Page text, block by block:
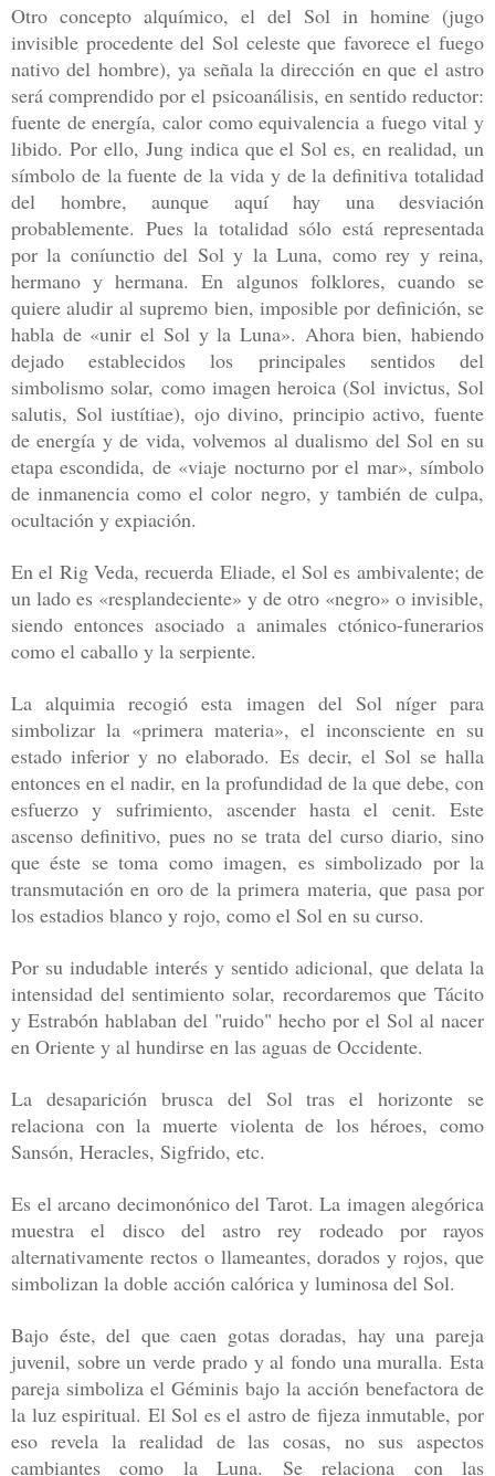
Otro concepto alquímico, el del Sol in homine (jugo
invisible procedente del Sol celeste que favorece el fuego
nativo del hombre), ya señala la dirección en que el astro
será comprendido por el psicoanálisis, en sentido reductor:
fuente de energía, calor como equivalencia a fuego vital y
libido. Por ello, Jung indica que el Sol es, en realidad, un
símbolo de la fuente de la vida y de la definitiva totalidad
del hombre, aunque aquí hay una desviación
probablemente. Pues la totalidad sólo está representada
por la coníunctiodel Sol y la Luna, como rey y reina,
hermano y hermana. En algunos folklores, cuando se
quiere aludir al supremo bien, imposible por definición, se
habla de «unir el Sol y la Luna». Ahora bien, habiendo
dejado establecidoslos principales sentidos del
simbolismo solar, como imagen heroica (Sol invictus, Sol
salutis, Sol iustítiae), ojo divino, principio activo, fuente
de energía y de vida, volvemos al dualismo del Sol en su
etapa escondida, de «viaje nocturno por el mar», símbolo
de inmanencia como el color negro, y también de culpa,
ocultación y expiación.
En el Rig Veda, recuerda Eliade, el Sol es ambivalente; de
un lado es «resplandeciente» y de otro «negro» o invisible,
siendo entonces asociado a animales ctónico-funerarios
como el caballo y la serpiente.
La alquimia recogió esta imagen del Sol níger para
simbolizar la «primera materia», el inconsciente en su
estado inferior y noelaborado. Es decir, el Sol se halla
entonces en el nadir, en la profundidad de la que debe, con
esfuerzo y sufrimiento, ascender hasta el cenit. Este
ascenso definitivo, pues no se trata del curso diario, sino
que éste se toma como imagen, es simbolizado por la
transmutación en oro de la primera materia, que pasa por
los estadios blanco y rojo, como el Sol en su curso.
Por su indudable interés y sentido adicional, que delata la
intensidad del sentimiento solar, recordaremos que Tácito
y Estrabón hablaban del "ruido" hecho por el Sol al nacer
en Oriente y al hundirse en las aguas de Occidente.
La desaparición brusca del Sol tras el horizonte se
relaciona con la muerte violenta de los héroes, como
Sansón, Heracles, Sigfrido, etc.
Es el arcano decimonónico del Tarot. La imagen alegórica
muestra el disco del astro rey rodeado por rayos
alternativamente rectos o llameantes,dorados y rojos, que
simbolizan la doble acción calórica y luminosa del Sol.
Bajo éste, del que caen gotas doradas, hay una pareja
juvenil, sobre unverde prado y al fondo una muralla. Esta
pareja simboliza el Géminis bajo la acción benefactora de
la luz espiritual. El Sol es el astro de fijeza inmutable, por
eso revela la realidad de las cosas, no sus aspectos
cambiantes como laLuna. Se relaciona con las